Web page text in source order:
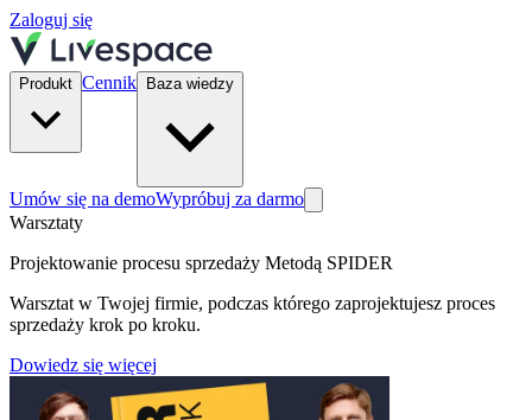
Zaloguj się
Produkt Cennik Baza wiedzy
Umów się na demoWypróbuj za darmo
Warsztaty
Projektowanie procesu sprzedaży Metodą SPIDER
Warsztat w Twojej firmie, podczas którego zaprojektujesz proces
sprzedaży krok po kroku.
Dowiedz się więcej